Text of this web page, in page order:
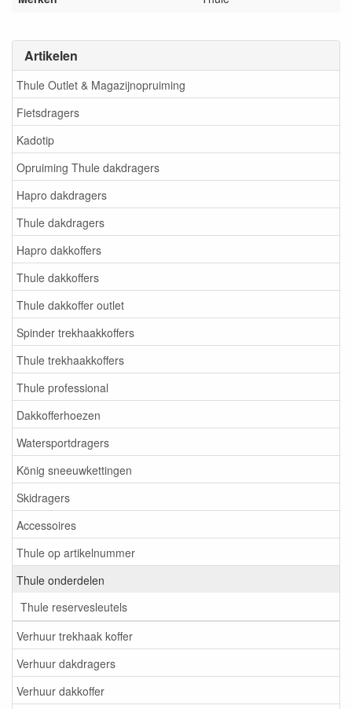
Artikelen
Thule Outlet & Magazijnopruiming
Fietsdragers
Kadotip
Opruiming Thule dakdragers
Hapro dakdragers
Thule dakdragers
Hapro dakkoffers
Thule dakkoffers
Thule dakkoffer outlet
Spinder trekhaakkoffers
Thule trekhaakkoffers
Thule professional
Dakkofferhoezen
Watersportdragers
König sneeuwkettingen
Skidragers
Accessoires
Thule op artikelnummer
Thule onderdelen
Thule reservesleutels
Verhuur trekhaak koffer
Verhuur dakdragers
Verhuur dakkoffer